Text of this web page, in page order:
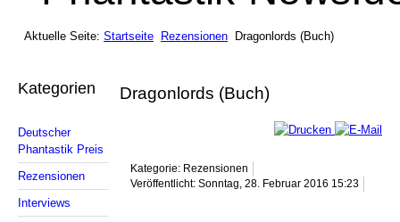
Aktuelle Seite: Startseite Rezensionen Dragonlords (Buch)
Kategorien
Deutscher
Phantastik Preis
Rezensionen
Interviews
Dragonlords (Buch)
Kategorie: Rezensionen
Veröffentlicht: Sonntag, 28. Februar 2016 15:23